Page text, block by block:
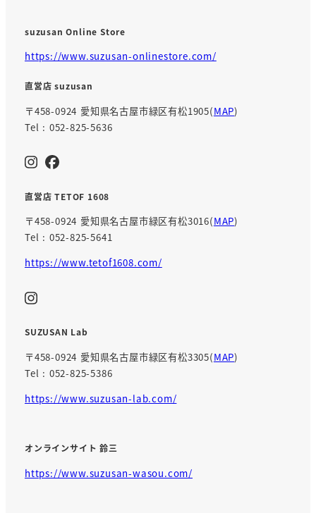
suzusan Online Store
https://www.suzusan-onlinestore.com/
直営店 suzusan
〒458-0924 愛知県名古屋市緑区有松1905(MAP)
Tel : 052-825-5636
直営店 TETOF 1608
〒458-0924 愛知県名古屋市緑区有松3016(MAP)
Tel : 052-825-5641
https://www.tetof1608.com/
SUZUSAN Lab
〒458-0924 愛知県名古屋市緑区有松3305(MAP)
Tel : 052-825-5386
https://www.suzusan-lab.com/
オンラインサイト 鈴三
https://www.suzusan-wasou.com/